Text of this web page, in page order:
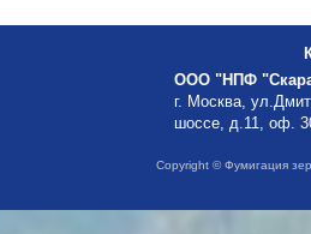
ООО "НПФ
г. Москва,
шоссе, д.11, оф.
Copyright © Фумигация